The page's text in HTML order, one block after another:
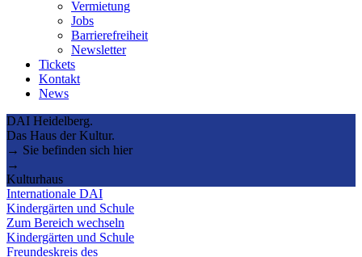
Vermietung
Jobs
Barrierefreiheit
Newsletter
Tickets
Kontakt
News
DAI Heidelberg.
Das Haus der Kultur.
→ Sie befinden sich hier
→
Kulturhaus
Internationale DAI
Kindergärten und Schule
Zum Bereich wechseln
Kindergärten und Schule
Freundeskreis des